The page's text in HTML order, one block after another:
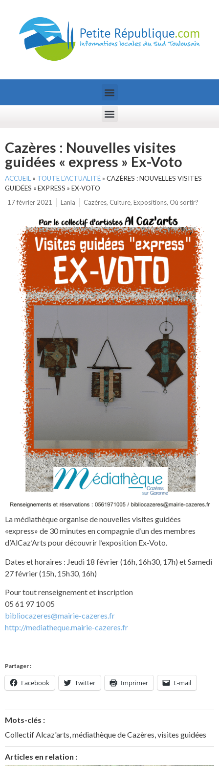
Cazères : Nouvelles visites
guidées « express » Ex-Voto
ACCUEIL » TOUTE L’ACTUALITÉ» CAZÈRES : NOUVELLES VISITES
GUIDÉES « EXPRESS » EX-VOTO
17 février 2021
Lanla Cazères, Culture, Expositions, Où sortir?
La médiathèque organise de nouvelles visites guidées
«express» de 30 minutes en compagnie d’un des membres
d’AlCaz’Arts pour découvrir l’exposition Ex-Voto.
Dates et horaires : Jeudi 18 février (16h, 16h30, 17h) et Samedi
27 février (15h, 15h30, 16h)
Pour tout renseignement et inscription
05 61 97 10 05
bibliocazeres@mairie-cazeres.fr
http://mediatheque.mairie-cazeres.fr
Partager :
Facebook Twitter Imprimer E-mail
Mots-clés :
Collectif Alcaz'arts,médiathèque de Cazères,visites guidées
Articles en relation :